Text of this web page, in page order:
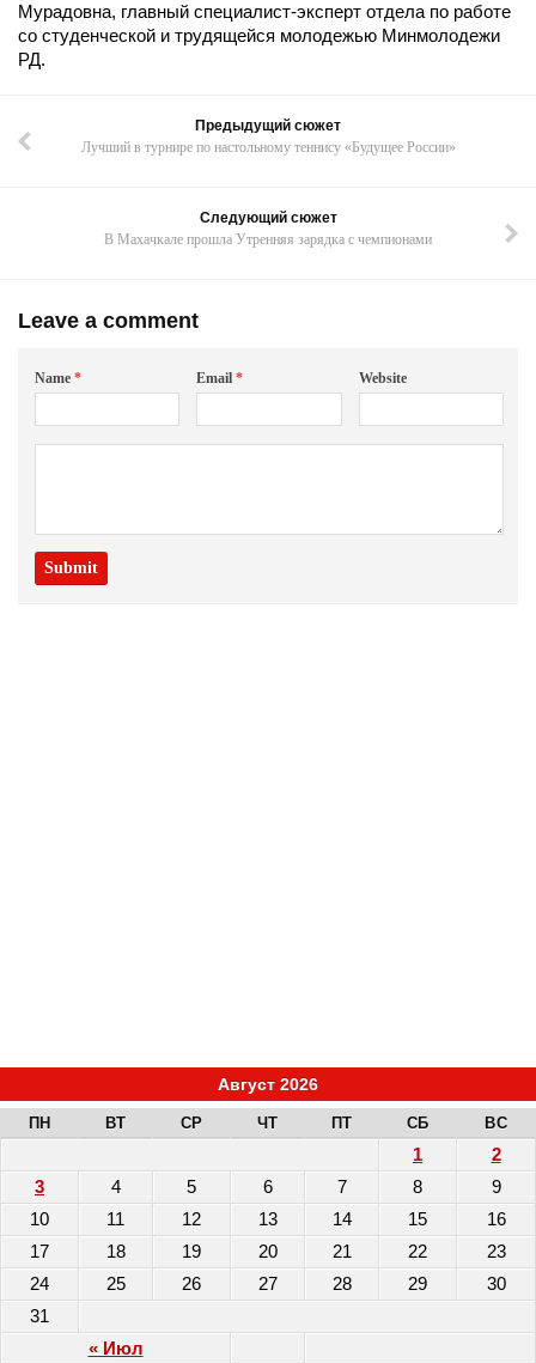
Мурадовна, главный специалист-эксперт отдела по работе
со студенческой и трудящейся молодежью Минмолодежи
РД.
Предыдущий сюжет
Лучший в турнире по настольному теннису «Будущее России»
Следующий сюжет
В Махачкале прошла Утренняя зарядка с чемпионами
Leave a comment
Name * Email* Website
Август 2026
ПН ВТ СР ЧТ ПТ СБ ВС
« Июл
1
2
3
4 5 6 7 8
9
10
11 12 13 14 15
16
17
18 19 20 21 22
23
24
25 26 27 28 29
30
31